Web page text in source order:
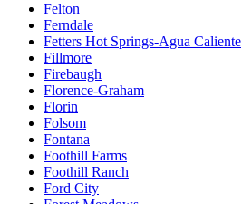
Felton
Ferndale
Fetters Hot Springs-Agua Caliente
Fillmore
Firebaugh
Florence-Graham
Florin
Folsom
Fontana
Foothill Farms
Foothill Ranch
Ford City